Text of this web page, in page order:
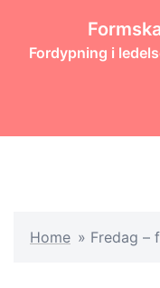
innholdFordypning i
Home » Fredag –